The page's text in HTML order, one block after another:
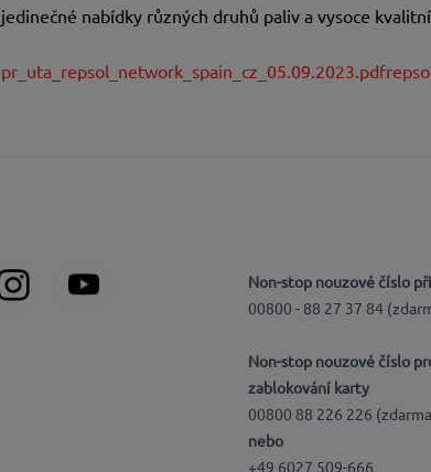
jedinečné nabídky různých druhů paliv a vysoce
pr_uta_repsol_network_spain_cz_05.09.2023.pdf
Non-stop nouzové číslo
00800 - 88 27 37 84
Non-stop nouzové číslo
zablokování karty
00800 88 226 226
nebo
+49 6027 509-666